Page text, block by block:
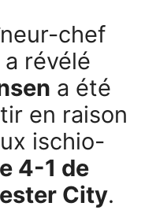
chef
a révélé
a été
en raison
ischio-
4-1 de
City.